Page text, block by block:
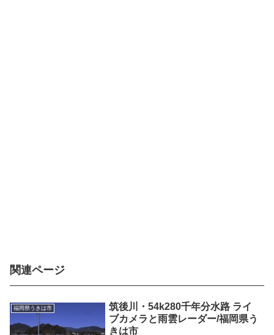
関連ページ
福岡県うきは市
筑後川・54k280千年分水路 ライ
ブカメラと雨雲レーダー/福岡県う
きは市